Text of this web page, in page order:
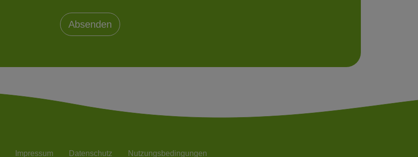
Impressum Datenschutz Nutzungsbedingungen